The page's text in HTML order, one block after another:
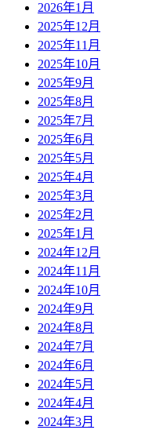
2026年1月
2025年12月
2025年11月
2025年10月
2025年9月
2025年8月
2025年7月
2025年6月
2025年5月
2025年4月
2025年3月
2025年2月
2025年1月
2024年12月
2024年11月
2024年10月
2024年9月
2024年8月
2024年7月
2024年6月
2024年5月
2024年4月
2024年3月